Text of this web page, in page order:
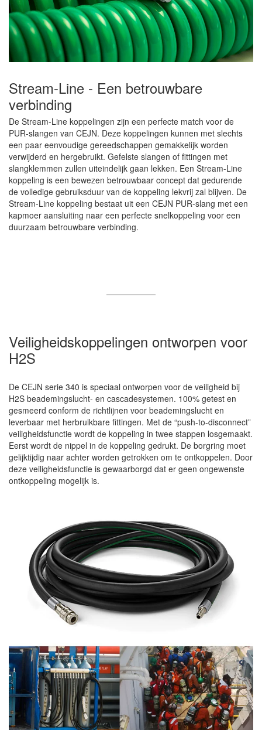
Stream-Line - Een betrouwbare
verbinding
De Stream-Line koppelingen zijn een perfecte match voor de
PUR-slangen van CEJN. Deze koppelingen kunnen met slechts
een paar eenvoudige gereedschappen gemakkelijk worden
verwijderd en hergebruikt. Gefelste slangen of fittingen met
slangklemmen zullen uiteindelijk gaan lekken. Een Stream-Line
koppeling is een bewezen betrouwbaar concept dat gedurende
de volledige gebruiksduur van de koppeling lekvrij zal blijven. De
Stream-Line koppeling bestaat uit een CEJN PUR-slang met een
kapmoer aansluiting naar een perfecte snelkoppeling voor een
duurzaam betrouwbare verbinding.
Veiligheidskoppelingen ontworpen voor
H2S
De CEJN serie 340 is speciaal ontworpen voor de veiligheid bij
H2S beademingslucht- en cascadesystemen. 100% getest en
gesmeerd conform de richtlijnen voor beademingslucht en
leverbaar met herbruikbare fittingen. Met de “push-to-disconnect”
veiligheidsfunctie wordt de koppeling in twee stappen losgemaakt.
Eerst wordt de nippel in de koppeling gedrukt. De borgring moet
gelijktijdig naar achter worden getrokken om te ontkoppelen. Door
deze veiligheidsfunctie is gewaarborgd dat er geen ongewenste
ontkoppeling mogelijk is.